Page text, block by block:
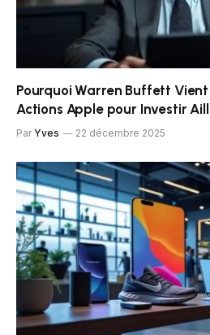
Pourquoi Warren Buffett Vient
Actions Apple pour Investir
Par Yves 22 décembre 2025